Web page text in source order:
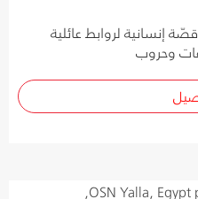
إنسانية لروابط عائلية
وحروب